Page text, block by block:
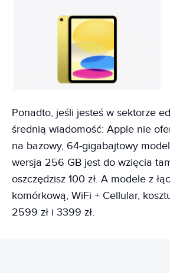
Ponadto, jeśli jesteś w sektorze
średnią wiadomość: Apple nie
na bazowy, 64-gigabajtowy
wersja 256 GB jest do wzięcia
oszczędzisz 100 zł. A modele z
komórkową, WiFi + Cellular,
2599 zł i 3399 zł.